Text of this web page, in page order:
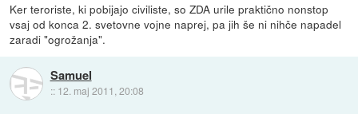
Ker teroriste, ki pobijajo civiliste, so ZDA urile praktično nonstop
vsaj od konca 2. svetovne vojne naprej, pa jih še ni nihče napadel
zaradi "ogrožanja".
Samuel
:: 12. maj 2011, 20:08